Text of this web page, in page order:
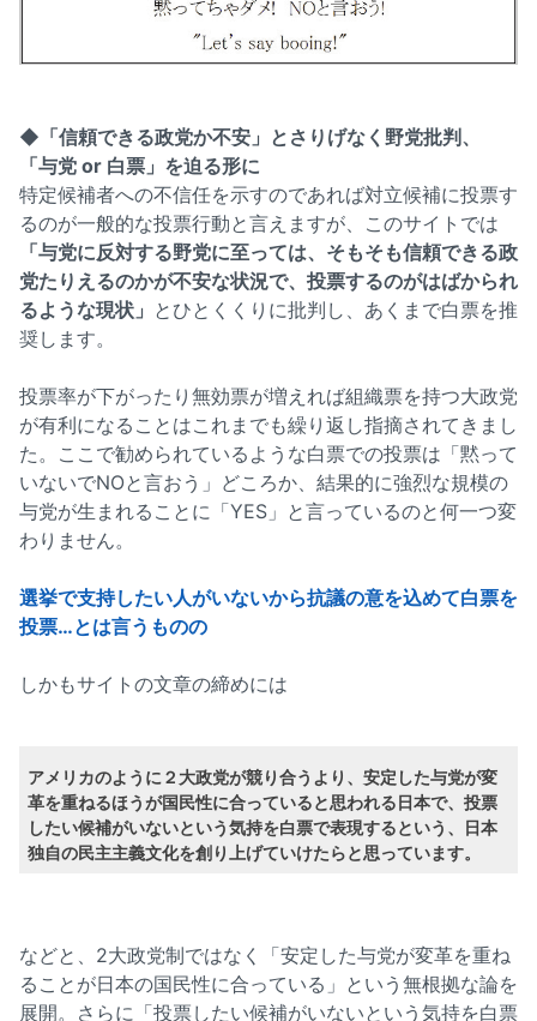
◆「信頼できる政党か不安」とさりげなく野党批判、
「与党 or 白票」を迫る形に
特定候補者への不信任を示すのであれば対立候補に投票す
るのが一般的な投票行動と言えますが、このサイトでは
「与党に反対する野党に至っては、そもそも信頼できる政
党たりえるのかが不安な状況で、投票するのがはばかられ
るような現状」 とひとくくりに批判し、あくまで白票を推
奨します。
投票率が下がったり無効票が増えれば組織票を持つ大政党
が有利になることはこれまでも繰り返し指摘されてきまし
た。ここで勧められているような白票での投票は「黙って
いないでNOと言おう」どころか、結果的に強烈な規模の
与党が生まれることに「YES」と言っているのと何一つ変
わりません。
選挙で支持したい人がいないから抗議の意を込めて白票を
投票…とは言うものの
しかもサイトの文章の締めには
アメリカのように２大政党が競り合うより、安定した与党が変
革を重ねるほうが国民性に合っていると思われる日本で、投票
したい候補がいないという気持を白票で表現するという、日本
独自の民主主義文化を創り上げていけたらと思っています。
などと、2大政党制ではなく「安定した与党が変革を重ね
ることが日本の国民性に合っている」という無根拠な論を
展開。さらに「投票したい候補がいないという気持を白票